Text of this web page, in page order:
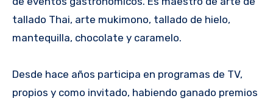
tallado Thai, arte mukimono, tallado de hielo,
mantequilla, chocolate y caramelo.
Desde hace años participa en programas de TV,
propios y como invitado, habiendo ganado premios